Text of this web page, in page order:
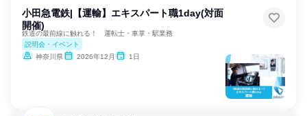
小田急電鉄|【運輸】エキスパート職1day(対面
開催)
鉄道の最前線に触れる！ 運転士・車掌・駅業務
説明会・イベント
神奈川県
2026年12月 1日